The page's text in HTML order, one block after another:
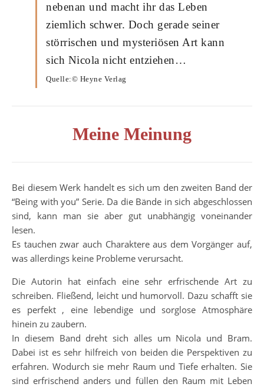
nebenan und macht ihr das Leben
ziemlich schwer. Doch gerade seiner
störrischen und mysteriösen Art kann
sich Nicola nicht entziehen…
Quelle:© Heyne Verlag
Meine Meinung
Bei diesem Werk handelt es sich um den zweiten Band der
“Being with you” Serie. Da die Bände in sich abgeschlossen
sind, kann man sie aber gut unabhängig voneinander
lesen.
Es tauchen zwar auch Charaktere aus dem Vorgänger auf,
was allerdings keine Probleme verursacht.
Die Autorin hat einfach eine sehr erfrischende Art zu
schreiben. Fließend, leicht und humorvoll. Dazu schafft sie
es perfekt , eine lebendige und sorglose Atmosphäre
hinein zu zaubern.
In diesem Band dreht sich alles um Nicola und Bram.
Dabei ist es sehr hilfreich von beiden die Perspektiven zu
erfahren. Wodurch sie mehr Raum und Tiefe erhalten. Sie
sind erfrischend anders und füllen den Raum mit Leben